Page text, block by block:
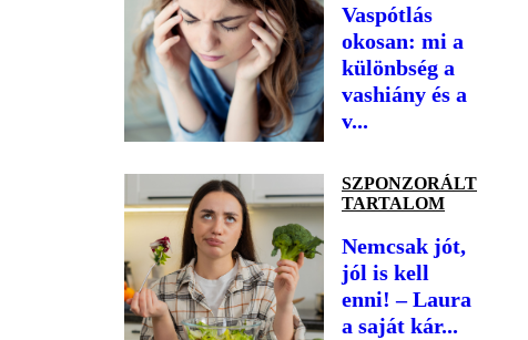
Vaspótlás
okosan: mi a
különbség a
vashiány és a
v...
SZPONZORÁLT
TARTALOM
Nemcsak jót,
jól is kell
enni! – Laura
a saját kár...